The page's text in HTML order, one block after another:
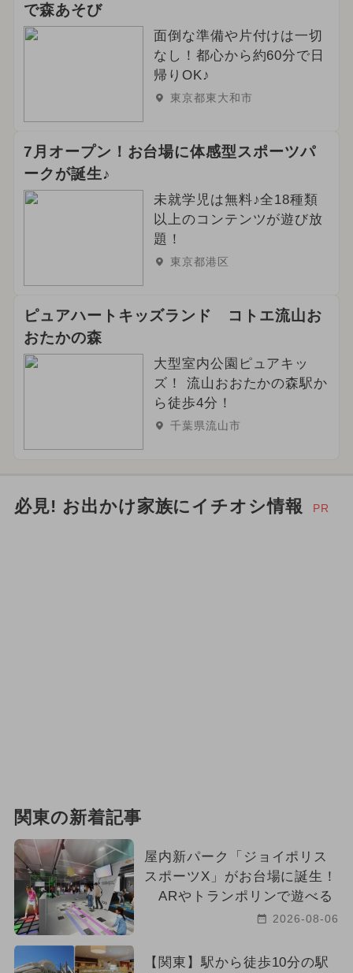
2025年1月のイベント
2025年2月のイベント
2025年4月のイベント
2024年2月のイベント
2024年6月のイベント
で森あそび
面倒な準備や片付けは一切
なし！都心から約60分で日
帰りOK♪
東京都東大和市
7月オープン！お台場に体感型スポーツパ
ークが誕生♪
未就学児は無料♪全18種類
以上のコンテンツが遊び放
題！
東京都港区
ピュアハートキッズランド コトエ流山お
おたかの森
大型室内公園ピュアキッ
ズ！ 流山おおたかの森駅か
ら徒歩4分！
千葉県流山市
必見! お出かけ家族にイチオシ情報 PR
関東の新着記事
屋内新パーク「ジョイポリス
スポーツX」がお台場に誕生！
ARやトランポリンで遊べる
2026-08-06
【関東】駅から徒歩10分の駅